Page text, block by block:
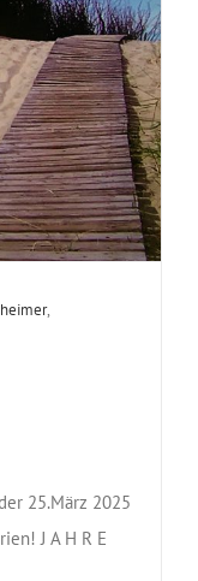
,
25.März 2025
J A H R E